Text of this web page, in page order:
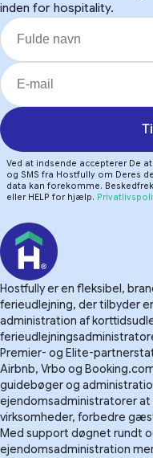
inden for hospitality.
Ved at indsende accepterer De
og SMS fra Hostfully om Deres
data kan forekomme.
eller HELP for hjælp.
Hostfully er en fleksibel,
ferieudlejning, der tilbyder
administration af
Premier- og Elite-
Airbnb, Vrbo og
guidebøger og
ejendomsadministratorer
virksomheder, forbedre
Med support døgnet rundt
ejendomsadministration